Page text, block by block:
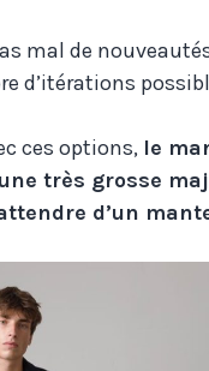
mal de
d’itérations
ces options, le
très grosse
d’un